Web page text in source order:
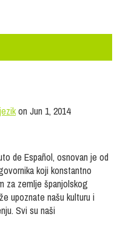
on Jun 1, 2014
de Español, osnovan je od
koji konstantno
za zemlje španjolskog
upoznate našu kulturu i
Svi su naši